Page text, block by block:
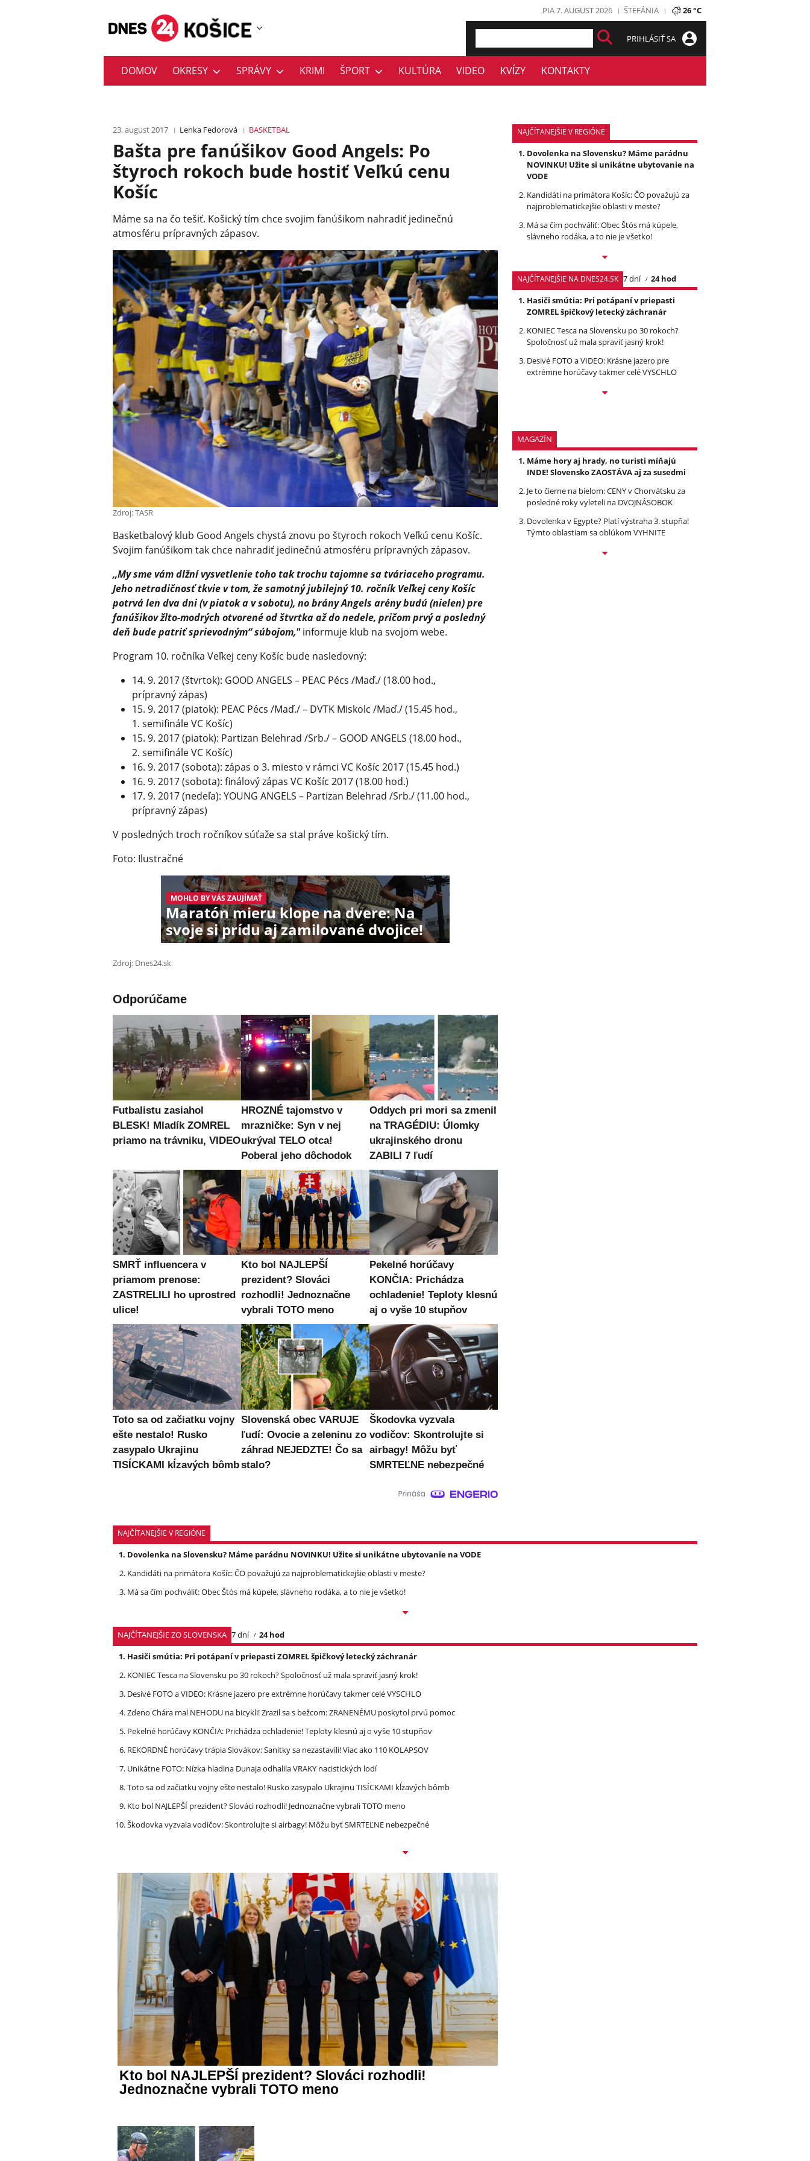
PIA 7. AUGUST 2026 ŠTEFÁNIA 26 °C
PRIHLÁSIŤ SA
DOMOV OKRESY SPRÁVY KRIMI ŠPORT KULTÚRA VIDEO KVÍZY KONTAKTY
23. august 2017 Lenka Fedorová BASKETBAL
Bašta pre fanúšikov Good Angels: Po
štyroch rokoch bude hostiť Veľkú cenu
Košíc
Máme sa na čo tešiť. Košický tím chce svojim fanúšikom nahradiť jedinečnú
atmosféru prípravných zápasov.
Zdroj: TASR
Basketbalový klub Good Angels chystá znovu po štyroch rokoch Veľkú cenu Košíc.
Svojim fanúšikom tak chce nahradiť jedinečnú atmosféru prípravných zápasov.
,,My sme vám dlžní vysvetlenie toho tak trochu tajomne sa tváriaceho programu.
Jeho netradičnosť tkvie v tom, že samotný jubilejný 10. ročník Veľkej ceny Košíc
potrvá len dva dni (v piatok a v sobotu), no brány Angels arény budú (nielen) pre
fanúšikov žlto-modrých otvorené od štvrtka až do nedele, pričom prvý a posledný
deň bude patriť sprievodným“ súbojom,"informuje klub na svojom webe.
Program 10. ročníka Veľkej ceny Košíc bude nasledovný:
14. 9. 2017 (štvrtok): GOOD ANGELS – PEAC Pécs /Maď./ (18.00 hod.,
prípravný zápas)
15. 9. 2017 (piatok): PEAC Pécs /Maď./ – DVTK Miskolc /Maď./ (15.45 hod.,
1. semifinále VC Košíc)
15. 9. 2017 (piatok): Partizan Belehrad /Srb./ – GOOD ANGELS (18.00 hod.,
2. semifinále VC Košíc)
16. 9. 2017 (sobota): zápas o 3. miesto v rámci VC Košíc 2017 (15.45 hod.)
16. 9. 2017 (sobota): finálový zápas VC Košíc 2017 (18.00 hod.)
17. 9. 2017 (nedeľa): YOUNG ANGELS – Partizan Belehrad /Srb./ (11.00 hod.,
prípravný zápas)
V posledných troch ročníkov súťaže sa stal práve košický tím.
Foto: Ilustračné
MOHLO BY VÁS ZAUJÍMAŤ
Maratón mieru klope na dvere: Na
svoje si prídu aj zamilované dvojice!
Zdroj: Dnes24.sk
Odporúčame
Futbalistu zasiahol
BLESK! Mladík ZOMREL
priamo na trávniku, VIDEO
HROZNÉ tajomstvo v
mrazničke: Syn v nej
ukrýval TELO otca!
Poberal jeho dôchodok
Oddych pri mori sa zmenil
na TRAGÉDIU: Úlomky
ukrajinského dronu
ZABILI 7 ľudí
SMRŤ influencera v
priamom prenose:
ZASTRELILI ho uprostred
ulice!
Kto bol NAJLEPŠÍ
prezident? Slováci
rozhodli! Jednoznačne
vybrali TOTO meno
Pekelné horúčavy
KONČIA: Prichádza
ochladenie! Teploty klesnú
aj o vyše 10 stupňov
Toto sa od začiatku vojny
ešte nestalo! Rusko
zasypalo Ukrajinu
TISÍCKAMI kĺzavých bômb
Slovenská obec VARUJE
ľudí: Ovocie a zeleninu zo
záhrad NEJEDZTE! Čo sa
stalo?
Škodovka vyzvala
vodičov: Skontrolujte si
airbagy! Môžu byť
SMRTEĽNE nebezpečné
NAJČÍTANEJŠIE V REGIÓNE
Dovolenka na Slovensku? Máme parádnu
NOVINKU! Užite si unikátne ubytovanie na
VODE
Kandidáti na primátora Košíc: ČO považujú za
najproblematickejšie oblasti v meste?
Má sa čím pochváliť: Obec Štós má kúpele,
slávneho rodáka, a to nie je všetko!
NAJČÍTANEJŠIE NA DNES24.SK 7 dní
24 hod
Hasiči smútia: Pri potápaní v priepasti
ZOMREL špičkový letecký záchranár
KONIEC Tesca na Slovensku po 30 rokoch?
Spoločnosť už mala spraviť jasný krok!
Desivé FOTO a VIDEO: Krásne jazero pre
extrémne horúčavy takmer celé VYSCHLO
MAGAZÍN
Máme hory aj hrady, no turisti míňajú
INDE! Slovensko ZAOSTÁVA aj za susedmi
Je to čierne na bielom: CENY v Chorvátsku za
posledné roky vyleteli na DVOJNÁSOBOK
Dovolenka v Egypte? Platí výstraha 3. stupňa!
Týmto oblastiam sa oblúkom VYHNITE
NAJČÍTANEJŠIE V REGIÓNE
Dovolenka na Slovensku? Máme parádnu NOVINKU! Užite si unikátne ubytovanie na VODE
Kandidáti na primátora Košíc: ČO považujú za najproblematickejšie oblasti v meste?
Má sa čím pochváliť: Obec Štós má kúpele, slávneho rodáka, a to nie je všetko!
NAJČÍTANEJŠIE ZO SLOVENSKA 7 dní
24 hod
Hasiči smútia: Pri potápaní v priepasti ZOMREL špičkový letecký záchranár
KONIEC Tesca na Slovensku po 30 rokoch? Spoločnosť už mala spraviť jasný krok!
Desivé FOTO a VIDEO: Krásne jazero pre extrémne horúčavy takmer celé VYSCHLO
Zdeno Chára mal NEHODU na bicykli! Zrazil sa s bežcom: ZRANENÉMU poskytol prvú pomoc
Pekelné horúčavy KONČIA: Prichádza ochladenie! Teploty klesnú aj o vyše 10 stupňov
REKORDNÉ horúčavy trápia Slovákov: Sanitky sa nezastavili! Viac ako 110 KOLAPSOV
Unikátne FOTO: Nízka hladina Dunaja odhalila VRAKY nacistických lodí
Toto sa od začiatku vojny ešte nestalo! Rusko zasypalo Ukrajinu TISÍCKAMI kĺzavých bômb
Kto bol NAJLEPŠÍ prezident? Slováci rozhodli! Jednoznačne vybrali TOTO meno
Škodovka vyzvala vodičov: Skontrolujte si airbagy! Môžu byť SMRTEĽNE nebezpečné
Kto bol NAJLEPŠÍ prezident? Slováci rozhodli!
Jednoznačne vybrali TOTO meno